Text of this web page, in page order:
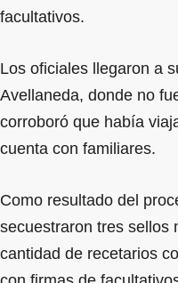
facultativos.
Los oficiales llegaron a
Avellaneda, donde no
corroboró que había
cuenta con familiares.
Como resultado del
secuestraron tres sellos
cantidad de recetarios